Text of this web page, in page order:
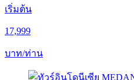
เริ่มต้น
17,999
บาท/ท่าน